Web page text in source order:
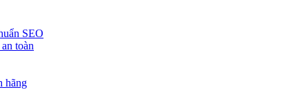
SEO
toàn
hãng